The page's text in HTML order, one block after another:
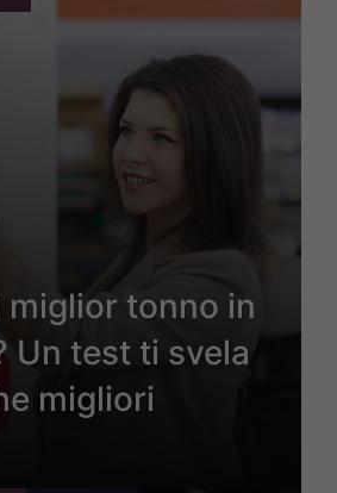
miglior tonno in
Un test ti svela
migliori